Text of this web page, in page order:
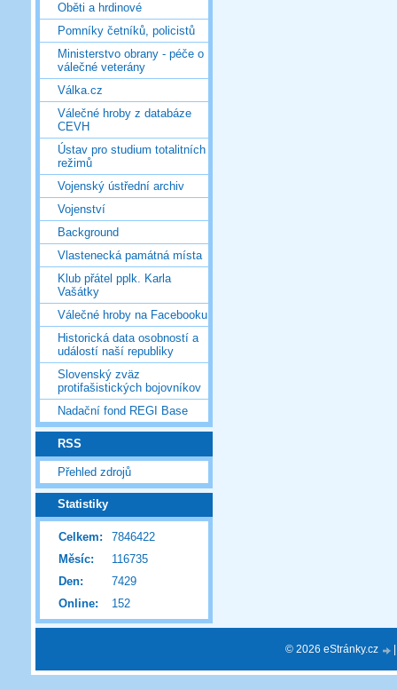
Oběti a hrdinové
Pomníky četníků, policistů
Ministerstvo obrany - péče o
válečné veterány
Válka.cz
Válečné hroby z databáze
CEVH
Ústav pro studium totalitních
režimů
Vojenský ústřední archiv
Vojenství
Background
Vlastenecká památná místa
Klub přátel pplk. Karla
Vašátky
Válečné hroby na Facebooku
Historická data osobností a
událostí naší republiky
Slovenský zväz
protifašistických bojovníkov
Nadační fond REGI Base
RSS
Přehled zdrojů
Statistiky
Online: 152
Celkem:
7846422
Měsíc:
116735
Den:
7429
© 2026 eStránky.cz